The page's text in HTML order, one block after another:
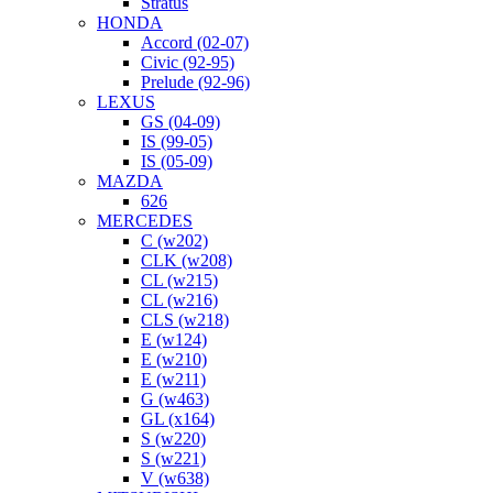
HONDA
Accord (02-07)
Civic (92-95)
Prelude (92-96)
LEXUS
GS (04-09)
IS (99-05)
IS (05-09)
MAZDA
626
MERCEDES
C (w202)
CLK (w208)
CL (w215)
CL (w216)
CLS (w218)
E (w124)
E (w210)
E (w211)
G (w463)
GL (x164)
S (w220)
S (w221)
V (w638)